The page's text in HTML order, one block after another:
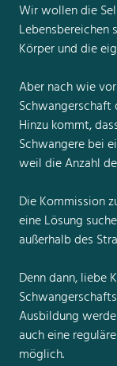
Wir wollen die
Lebensbereichen
Körper und die
Aber nach wie
Schwangerschaft
Hinzu kommt,
Schwangere bei
weil die Anzahl
Die Kommission
eine Lösung
außerhalb des
Denn dann, liebe
Ausbildung
auch eine
möglich.